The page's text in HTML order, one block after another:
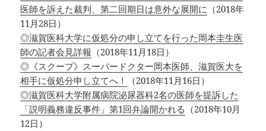
医師を訴えた裁判、第二回期日は意外な展開に （2018年
11月28日）
◎滋賀医科大学に仮処分の申し立てを行った岡本圭生医
師の記者会見詳報 （2018年11月18日）
◎《スクープ》スーパードクター岡本医師、滋賀医大を
相手に仮処分申し立てへ！
（2018年11月16日）
◎滋賀医科大学附属病院泌尿器科2名の医師を提訴した
「説明義務違反事件」第1回弁論開かれる （2018年10月
12日）